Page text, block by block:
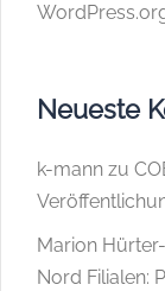
Neueste
k-mann zu
Marion
Nord Filialen: